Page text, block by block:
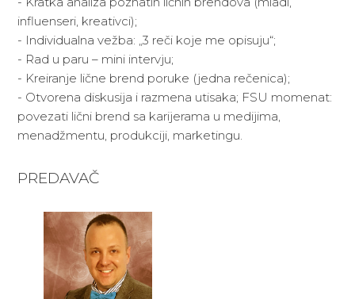
influenseri, kreativci);
- Individualna vežba: „3 reči koje me opisuju“;
- Rad u paru – mini intervju;
- Kreiranje lične brend poruke (jedna rečenica);
- Otvorena diskusija i razmena utisaka; FSU momenat:
povezati lični brend sa karijerama u medijima,
menadžmentu, produkciji, marketingu.
PREDAVAČ